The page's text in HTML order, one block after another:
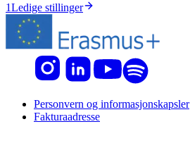
1Ledige stillinger
Personvern og informasjonskapsler
Fakturaadresse